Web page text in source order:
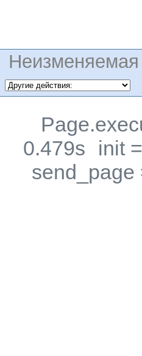
Неизменяемая
0.479s
init
send_page